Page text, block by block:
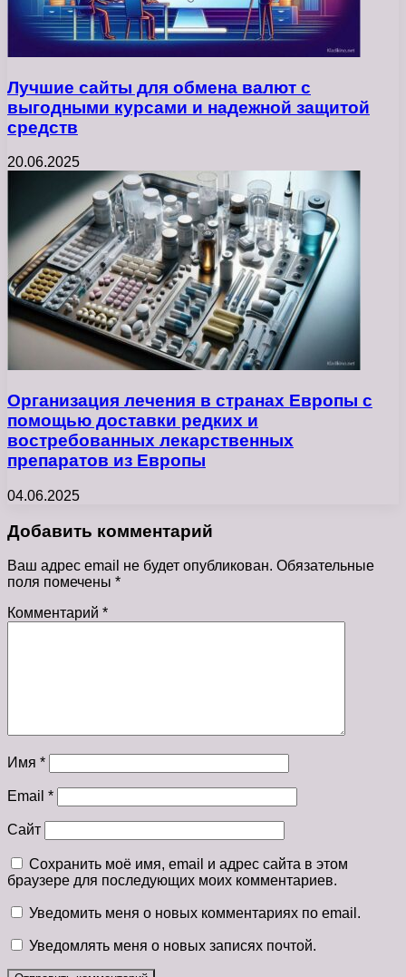
Лучшие сайты для обмена валют с
выгодными курсами и надежной защитой
средств
20.06.2025
Организация лечения в странах Европы с
помощью доставки редких и
востребованных лекарственных
препаратов из Европы
04.06.2025
Добавить комментарий
Ваш адрес email не будет опубликован. Обязательные
поля помечены *
Комментарий *
Имя *
Email *
Сайт
Сохранить моё имя, email и адрес сайта в этом
браузере для последующих моих комментариев.
Уведомить меня о новых комментариях по email.
Уведомлять меня о новых записях почтой.